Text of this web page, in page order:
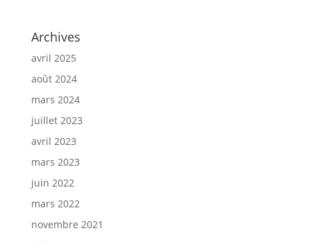
Archives
avril 2025
août 2024
mars 2024
juillet 2023
avril 2023
mars 2023
juin 2022
mars 2022
novembre 2021